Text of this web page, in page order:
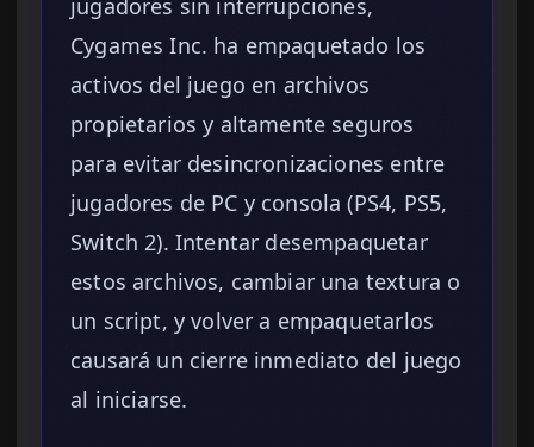
jugadores sin interrupciones,
Cygames Inc. ha empaquetado los
activos del juego en archivos
propietarios y altamente seguros
para evitar desincronizaciones entre
jugadores de PC y consola (PS4, PS5,
Switch 2). Intentar desempaquetar
estos archivos, cambiar una textura o
un script, y volver a empaquetarlos
causará un cierre inmediato del juego
al iniciarse.